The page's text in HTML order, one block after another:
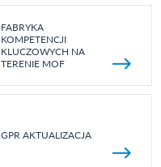
FABRYKA
KOMPETENCJI
KLUCZOWYCH NA
TERENIE MOF
GPR AKTUALIZACJA